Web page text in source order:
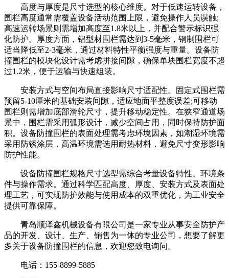
高度与厚度是尺寸选型的核心维度。对于低速运转设备，
围栏高度通常需覆盖设备活动范围上限，避免操作人员误触;
高速运转场景则需增加高度至1.8米以上，并配合警示标识强
化防护。厚度方面，铝型材围栏需达到3-5毫米，钢制围栏可
适当降低至2-3毫米，通过材料特性平衡强度与重量。设备防
撞围栏的模块化设计需考虑拼接间隙，确保单块围栏宽度不超
过1.2米，便于运输与快速组装。
安装方式与空间布局直接影响尺寸适配性。固定式围栏需
预留5-10厘米的基础安装间隙，适应地面平整度误差;可移动
围栏则需增加底部滑轮尺寸，提升移动稳定性。在狭窄通道场
景中，围栏需采用弧形设计，减少空间占用，同时保持防护面
积。设备防撞围栏的表面处理需考虑环境因素，如潮湿环境需
采用防锈涂层，高温环境需选用耐热材料，避免尺寸变形影响
防护性能。
设备防撞围栏规格尺寸选型需综合考量设备特性、环境条
件与操作需求。通过科学匹配高度、厚度、安装方式及表面处
理工艺，可实现防护效能与使用成本的双重优化，为工业安全
提供可靠保障。
青岛顺泽鑫机械设备有限公司是一家专业从事安全防护产
品的开发、设计、生产、销售为一体的专业公司，想要了解更
多关于设备防撞围栏的信息，欢迎您致电询问。
电话：155-8899-5885